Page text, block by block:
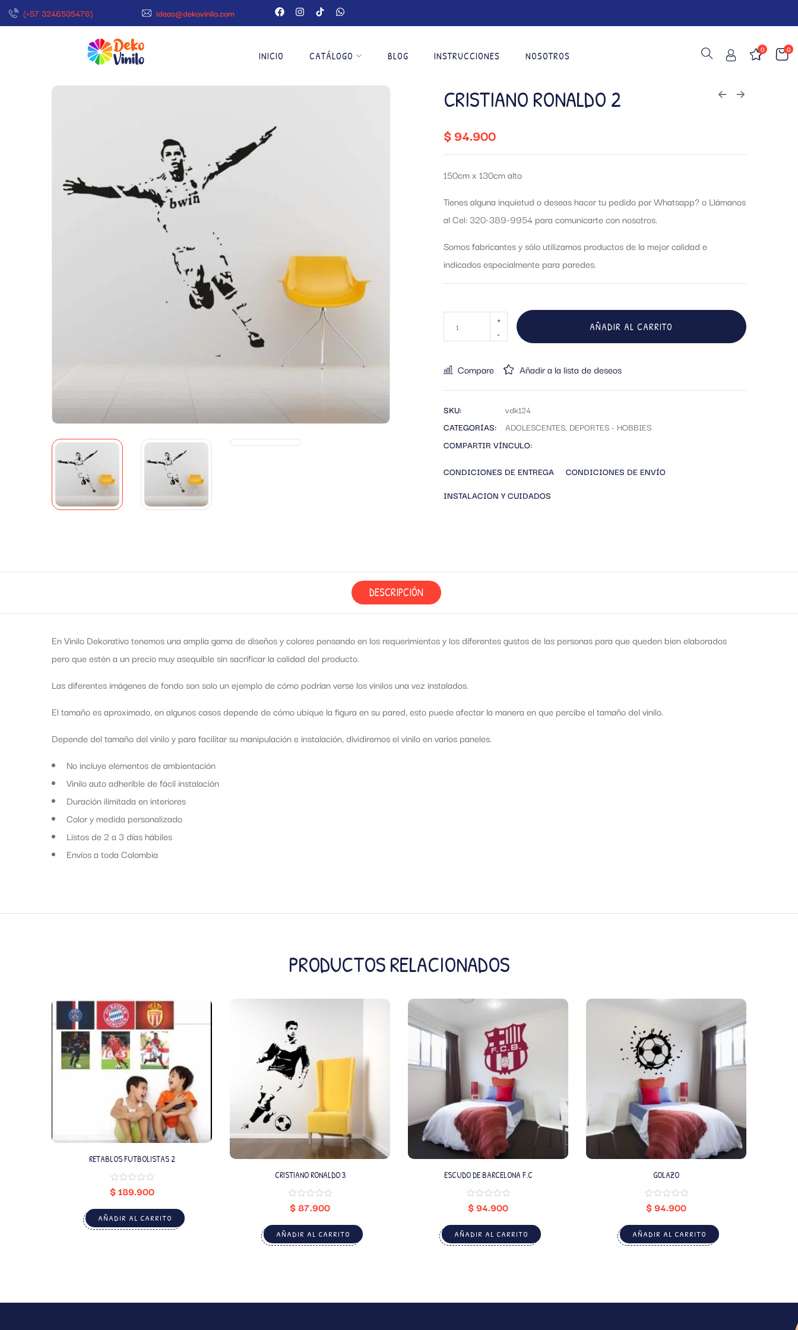
(+57 3246535476) ideas@dekovinilo.com
INICIO CATÁLOGO BLOG INSTRUCCIONES NOSOTROS
0
0
CRISTIANO RONALDO 2
$94.900
150cm x 130cm alto
Tienes alguna inquietud o deseas hacer tu pedido por Whatsapp?o Llámanos
al Cel: 320-389-9954 para comunicarte con nosotros.
Somos fabricantes y sólo utilizamos productos de la mejor calidad e
indicados especialmente para paredes.
AÑADIR AL CARRITO
Compare Añadir a la lista de deseos
SKU:
vdk124
CATEGORÍAS:
ADOLESCENTES, DEPORTES - HOBBIES
COMPARTIR VÍNCULO:
CONDICIONES DE ENTREGA
CONDICIONES DE ENVÍO
INSTALACION Y CUIDADOS
DESCRIPCIÓN
En Vinilo Dekorativo tenemos una amplia gama de diseños y colores pensando en los requerimientos y los diferentes gustos de las personas para que queden bien elaborados
pero que estén a un precio muy asequible sin sacrificar la calidad del producto.
Las diferentes imágenes de fondo son solo un ejemplo de cómo podrían verse los vinilos una vez instalados.
El tamaño es aproximado, en algunos casos depende de cómo ubique la figura en su pared, esto puede afectar la manera en que percibe el tamaño del vinilo.
Depende del tamaño del vinilo y para facilitar su manipulación e instalación, dividiremos el vinilo en varios paneles.
No incluye elementos de ambientación
Vinilo auto adherible de fácil instalación
Duración ilimitada en interiores
Color y medida personalizado
Listos de 2 a 3 días hábiles
Envíos a toda Colombia
PRODUCTOS RELACIONADOS
RETABLOS FUTBOLISTAS 2
$189.900
AÑADIR AL CARRITO
CRISTIANO RONALDO 3
$87.900
AÑADIR AL CARRITO
ESCUDO DE BARCELONA F.C
$94.900
AÑADIR AL CARRITO
GOLAZO
$94.900
AÑADIR AL CARRITO